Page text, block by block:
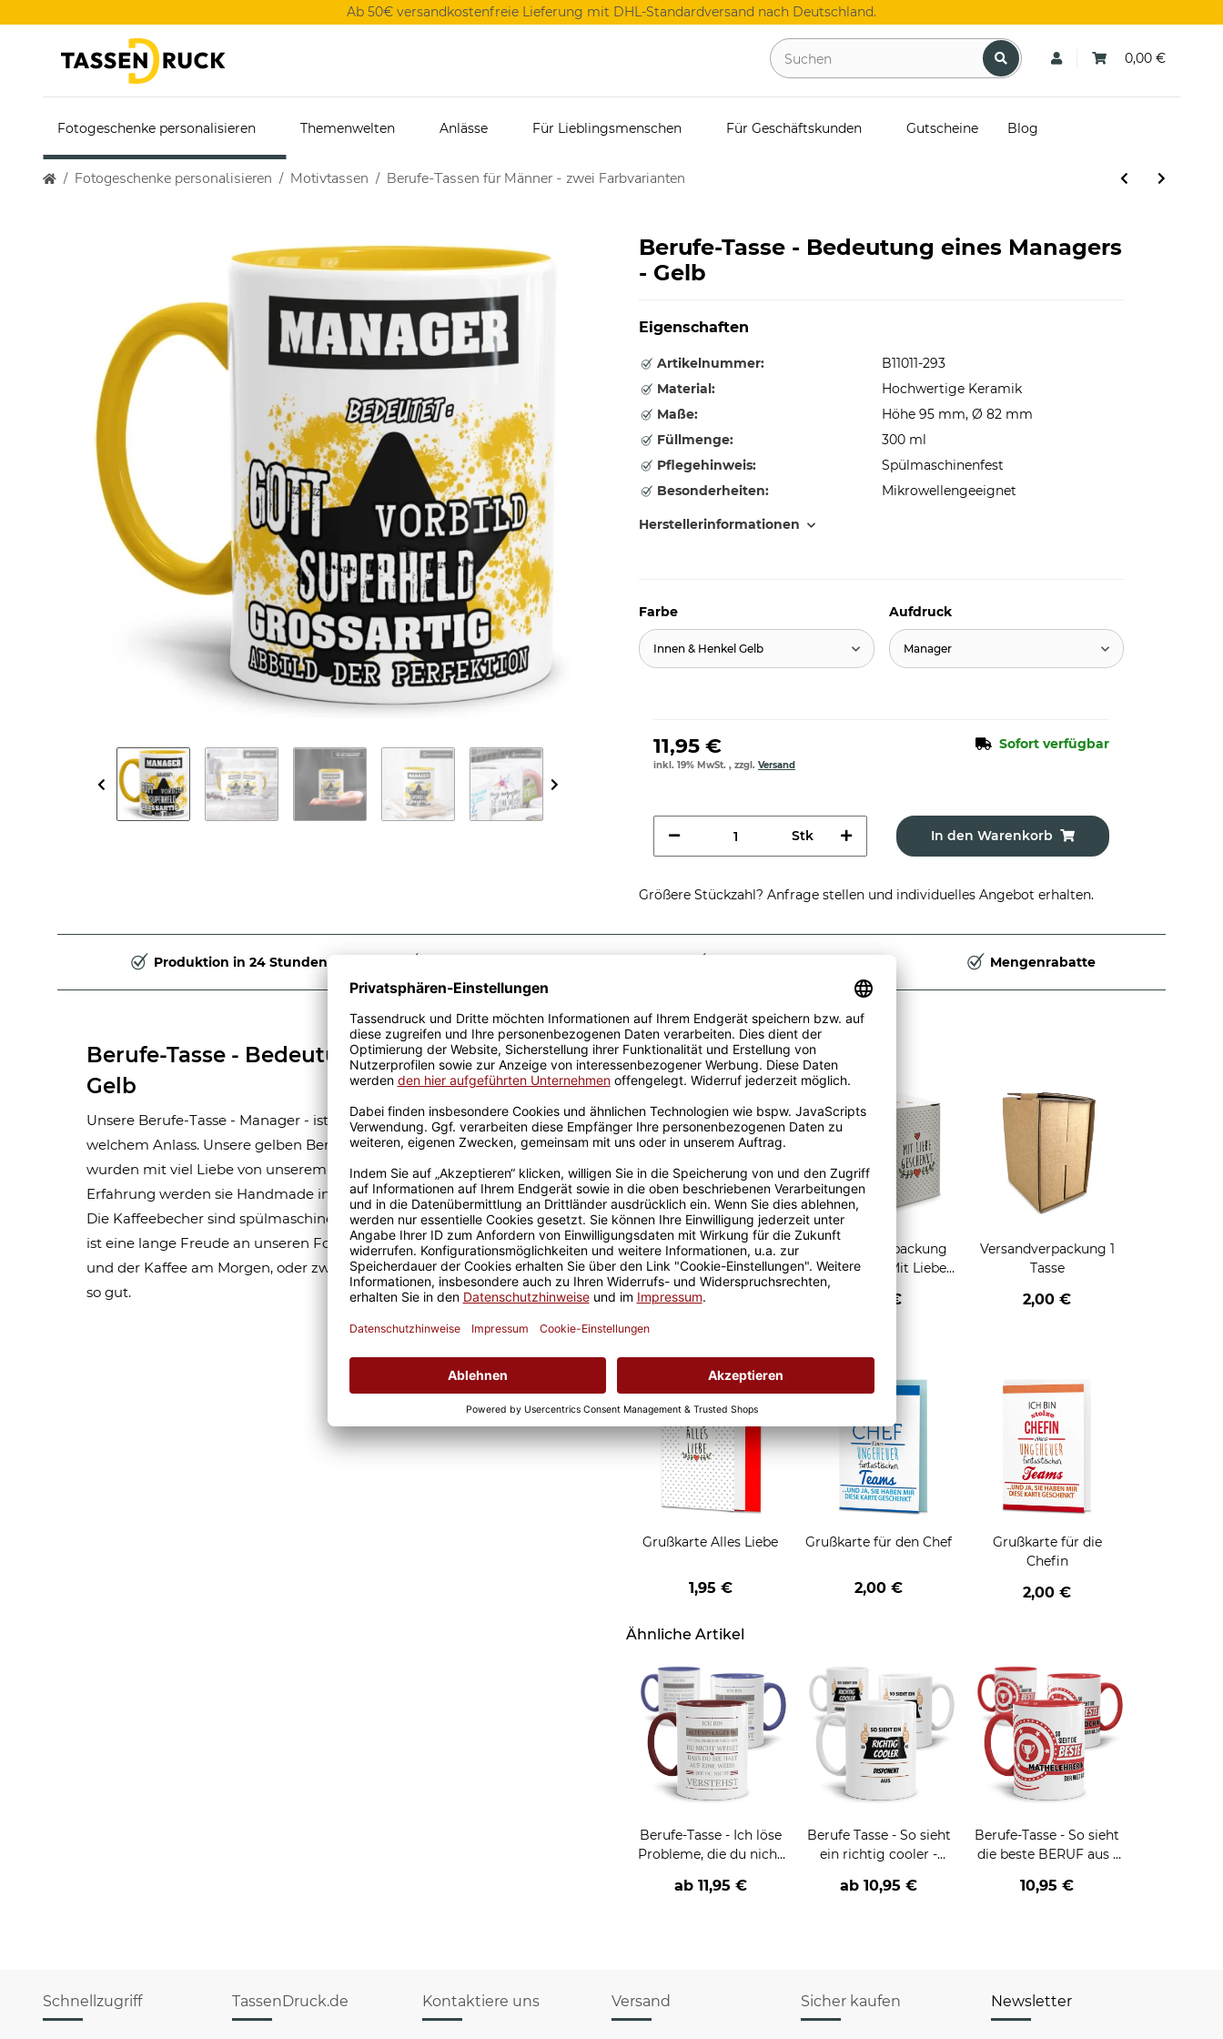
Ab 50€ versandkostenfreie Lieferung mit DHL-Standardversand nach Deutschland.
0,00 €
Fotogeschenke personalisieren Themenwelten Anlässe Für Lieblingsmenschen Für Geschäftskunden Gutscheine Blog
Fotogeschenke personalisieren Motivtassen Berufe-Tassen für Männer - zwei Farbvarianten
Berufe-Tasse - Bedeutung eines Managers
- Gelb
Eigenschaften
Artikelnummer:
B11011-293
Material:
Hochwertige Keramik
Maße:
Höhe 95 mm, Ø 82 mm
Füllmenge:
300 ml
Pflegehinweis:
Spülmaschinenfest
Besonderheiten:
Mikrowellengeeignet
Herstellerinformationen
Farbe
Innen & Henkel Gelb
Aufdruck
Manager
11,95 € Sofort verfügbar
inkl. 19% MwSt. , zzgl. Versand
Stk In den Warenkorb
Größere Stückzahl? Anfrage stellen und individuelles Angebot erhalten.
Produktion in 24 Stunden Mengenrabatte
Berufe-Tasse - Bedeutung eines Managers -
Gelb
Unsere Berufe-Tasse - Manager - ist eine tolle Geschenkidee, egal zu
welchem Anlass. Unsere gelben Berufe-Tassen aus hochwertiger Keramik
wurden mit viel Liebe von unserem Grafik-Team designt. Mit viel
Erfahrung werden sie Handmade in unserer eigenen Produktion bedruckt.
Die Kaffeebecher sind spülmaschinen- und mikrowellen geeignet. Somit
ist eine lange Freude an unseren Fototassen und Motivtassen garantiert
und der Kaffee am Morgen, oder zwischendurch, schmeckt gleich nochmal
so gut.
Passende Verpackungen
Geschenkverpackung 1
Tasse mit Fenster
2,50 €
Geschenkverpackung
für Tassen - Mit Liebe
2,95 €
Versandverpackung 1
Tasse
2,00 €
Grußkarten zum Verschenken
Grußkarte Alles Liebe
1,95 €
Grußkarte für den Chef
2,00 €
Grußkarte für die
Chefin
2,00 €
Ähnliche Artikel
Berufe-Tasse - Ich löse
Probleme, die du nicht
verschiedene Berufe
ab 11,95 €
Berufe Tasse - So sieht
ein richtig cooler -
ab10,95 €
Berufe-Tasse - So sieht
die beste BERUF aus -
Frauen
10,95 €
Schnellzugriff TassenDruck.de Kontaktiere uns Versand Sicher kaufen Newsletter